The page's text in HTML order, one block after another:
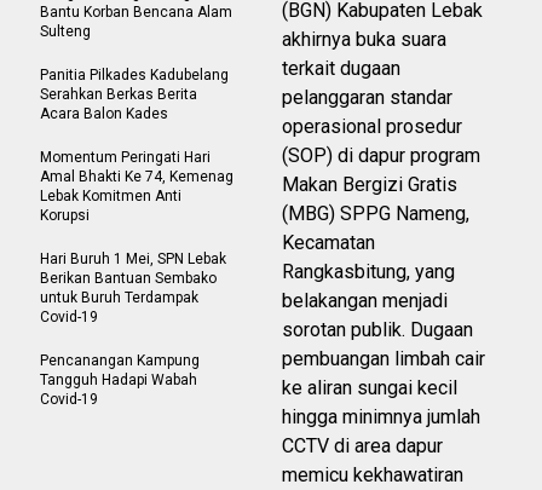
(BGN) Kabupaten Lebak
akhirnya buka suara
terkait dugaan
pelanggaran standar
operasional prosedur
(SOP) di dapur program
Makan Bergizi Gratis
(MBG) SPPG Nameng,
Kecamatan
Rangkasbitung, yang
belakangan menjadi
sorotan publik. Dugaan
pembuangan limbah cair
ke aliran sungai kecil
hingga minimnya jumlah
CCTV di area dapur
memicu kekhawatiran
Bantu Korban Bencana Alam
Sulteng
Panitia Pilkades Kadubelang
Serahkan Berkas Berita
Acara Balon Kades
Momentum Peringati Hari
Amal Bhakti Ke 74, Kemenag
Lebak Komitmen Anti
Korupsi
Hari Buruh 1 Mei, SPN Lebak
Berikan Bantuan Sembako
untuk Buruh Terdampak
Covid-19
Pencanangan Kampung
Tangguh Hadapi Wabah
Covid-19